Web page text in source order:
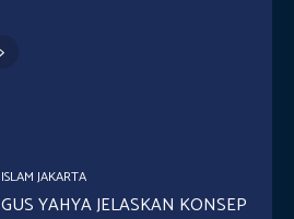
ISLAM JAKARTA
GUS YAHYA JELASKAN KONSEP